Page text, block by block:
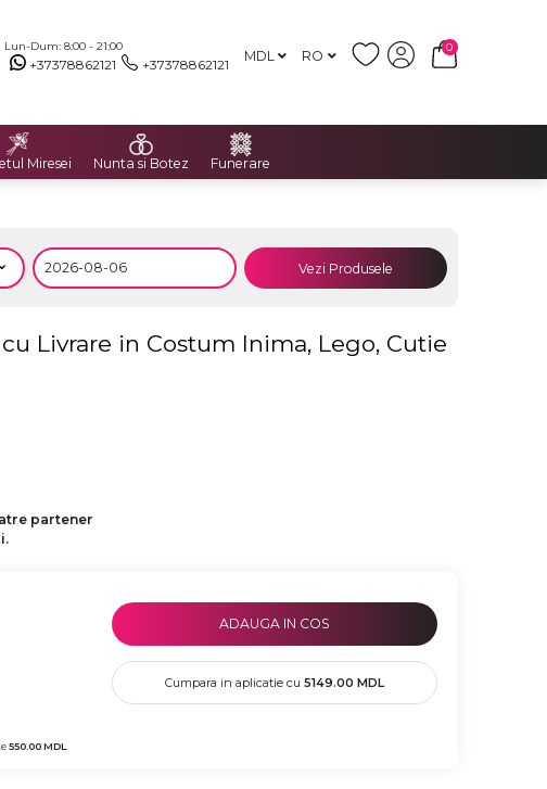
Lun-Dum: 8:00 - 21:00
+37378862121 +37378862121 MDL RO
0
Miresei Nunta si Botez Funerare
Vezi Produsele
Livrare in Costum Inima, Lego, Cutie
partener
550.00MDL
ADAUGA IN COS
Cumpara in aplicatie cu5149.00 MDL